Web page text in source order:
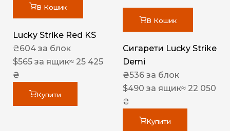
В Кошик
Lucky Strike Red KS
₴604 за блок
$565 за ящик≈ 25 425
₴
Купити
В Кошик
Сигарети Lucky Strike
Demi
₴536 за блок
$490 за ящик≈ 22 050
₴
Купити